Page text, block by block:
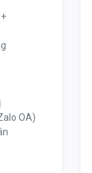
OA)